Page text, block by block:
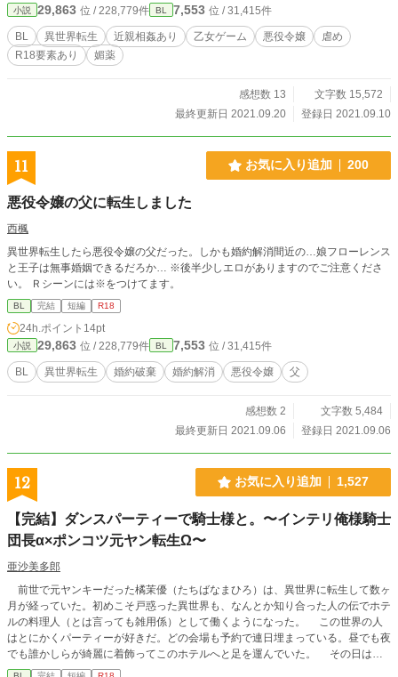
小説 29,863 位 / 228,779件 BL 7,553 位 / 31,415件
BL 異世界転生 近親相姦あり 乙女ゲーム 悪役令嬢
虐め
R18要素あり
媚薬
感想数 13
文字数 15,572
最終更新日 2021.09.20
登録日 2021.09.10
11 お気に入り追加 200
悪役令嬢の父に転生しました
西楓
異世界転生したら悪役令嬢の父だった。しかも婚約解消間近の…娘フローレンス
と王子は無事婚姻できるだろか… ※後半少しエロがありますのでご注意くださ
い。 Ｒシーンには※をつけてます。
BL 完結 短編 R18
24h.ポイント 14pt
小説 29,863 位 / 228,779件 BL 7,553 位 / 31,415件
BL 異世界転生 婚約破棄 婚約解消 悪役令嬢 父
感想数 2
文字数 5,484
最終更新日 2021.09.06
登録日 2021.09.06
12 お気に入り追加 1,527
【完結】ダンスパーティーで騎士様と。〜インテリ俺様騎士
団長α×ポンコツ元ヤン転生Ω〜
亜沙美多郎
前世で元ヤンキーだった橘茉優（たちばなまひろ）は、異世界に転生して数ヶ
月が経っていた。初めこそ戸惑った異世界も、なんとか知り合った人の伝でホテ
ルの料理人（とは言っても雑用係）として働くようになった。 この世界の人
はとにかくパーティーが好きだ。どの会場も予約で連日埋まっている。昼でも夜
でも誰かしらが綺麗に着飾ってこのホテルへと足を運んでいた。 その日は騎
士団員が一般客を招いて行われる、ダンスパーティーという名の婚活パーティー